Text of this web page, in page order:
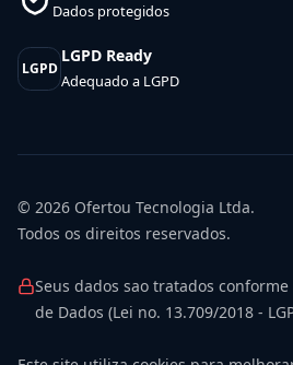
Dados protegidos
LGPD
LGPD Ready
Adequado a LGPD
© 2026 Ofertou Tecnologia Ltda.
Todos os direitos reservados.
Seus dados sao tratados
de Dados (Lei no. 13.709/2018 -